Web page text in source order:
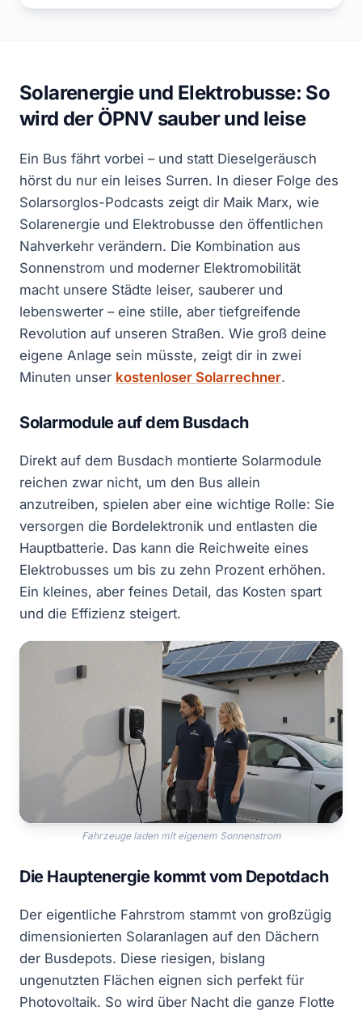
Solarenergie und Elektrobusse: So
wird der ÖPNV sauber und leise
Ein Bus fährt vorbei – und statt Dieselgeräusch
hörst du nur ein leises Surren. In dieser Folge des
Solarsorglos-Podcasts zeigt dir Maik Marx, wie
Solarenergie und Elektrobusse den öffentlichen
Nahverkehr verändern. Die Kombination aus
Sonnenstrom und moderner Elektromobilität
macht unsere Städte leiser, sauberer und
lebenswerter – eine stille, aber tiefgreifende
Revolution auf unseren Straßen. Wie groß deine
eigene Anlage sein müsste, zeigt dir in zwei
Minuten unser kostenloser Solarrechner.
Solarmodule auf dem Busdach
Direkt auf dem Busdach montierte Solarmodule
reichen zwar nicht, um den Bus allein
anzutreiben, spielen aber eine wichtige Rolle: Sie
versorgen die Bordelektronik und entlasten die
Hauptbatterie. Das kann die Reichweite eines
Elektrobusses um bis zu zehn Prozent erhöhen.
Ein kleines, aber feines Detail, das Kosten spart
und die Effizienz steigert.
Fahrzeuge laden mit eigenem Sonnenstrom
Die Hauptenergie kommt vom Depotdach
Der eigentliche Fahrstrom stammt von großzügig
dimensionierten Solaranlagen auf den Dächern
der Busdepots. Diese riesigen, bislang
ungenutzten Flächen eignen sich perfekt für
Photovoltaik. So wird über Nacht die ganze Flotte